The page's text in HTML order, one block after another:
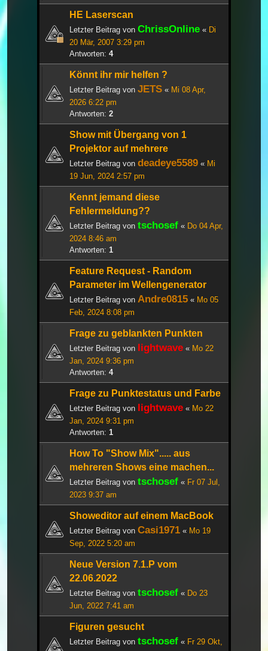
HE Laserscan
Letzter Beitrag von ChrissOnline « Di
20 Mär, 2007 3:29 pm
Antworten: 4
Könnt ihr mir helfen ?
Letzter Beitrag von JETS « Mi 08 Apr,
2026 6:22 pm
Antworten: 2
Show mit Übergang von 1
Projektor auf mehrere
Letzter Beitrag von deadeye5589 « Mi
19 Jun, 2024 2:57 pm
Kennt jemand diese
Fehlermeldung??
Letzter Beitrag von tschosef « Do 04 Apr,
2024 8:46 am
Antworten: 1
Feature Request - Random
Parameter im Wellengenerator
Letzter Beitrag von Andre0815 « Mo 05
Feb, 2024 8:08 pm
Frage zu geblankten Punkten
Letzter Beitrag von lightwave « Mo 22
Jan, 2024 9:36 pm
Antworten: 4
Frage zu Punktestatus und Farbe
Letzter Beitrag von lightwave « Mo 22
Jan, 2024 9:31 pm
Antworten: 1
How To "Show Mix"..... aus
mehreren Shows eine machen...
Letzter Beitrag von tschosef « Fr 07 Jul,
2023 9:37 am
Showeditor auf einem MacBook
Letzter Beitrag von Casi1971 « Mo 19
Sep, 2022 5:20 am
Neue Version 7.1.P vom
22.06.2022
Letzter Beitrag von tschosef « Do 23
Jun, 2022 7:41 am
Figuren gesucht
Letzter Beitrag von tschosef « Fr 29 Okt,